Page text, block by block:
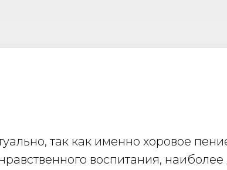
так как именно хоровое
воспитания,